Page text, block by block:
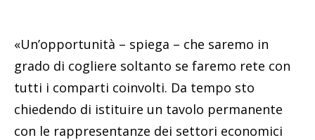
«Un’opportunità – spiega – che saremo in
grado di cogliere soltanto se faremo rete con
tutti i comparti coinvolti. Da tempo sto
chiedendo di istituire un tavolo permanente
con le rappresentanze dei settori economici